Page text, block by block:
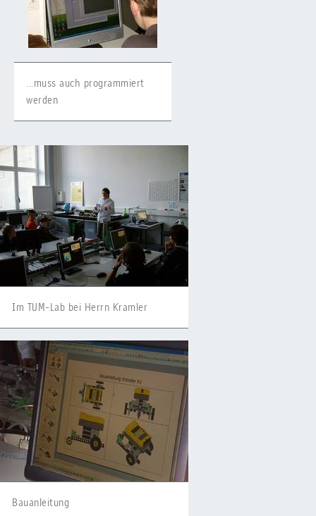
...muss auch programmiert
werden
Im TUM-Lab bei Herrn Kramler
Bauanleitung